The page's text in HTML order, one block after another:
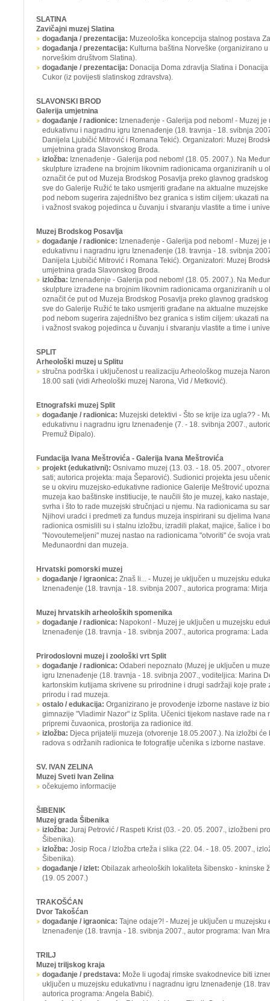
SLATINA
Zavičajni muzej Slatina
događanja / prezentacija: Muzeološka koncepcija stalnog postava
događanja / prezentacija: Kulturna baština Norveške (organizirano u
norveškim društvom Slatina).
događanje / prezentacija: Donacija Doma zdravlja Slatina i
Cukor (iz povijesti slatinskog zdravstva).
SLAVONSKI BROD
Galerija umjetnina
događanje / radionice: Iznenađenje - Galerija pod nebom! - Muzej je
edukativnu i nagradnu igru Iznenađenje (18. travnja - 18. svibnja
Danijela Ljubičić Mitrović i Romana Tekić). Organizatori: Muzej
umjetnina grada Slavonskog Broda.
izložba: Iznenađenje - Galerija pod nebom! (18. 05. 2007.). Na
skulpture izrađene na brojnim likovnim radionicama organiziranih u
označit će put od Muzeja Brodskog Posavlja preko glavnog
sve do Galerije Ružić te tako usmjeriti građane na aktualne
pod nebom sugerira zajedništvo bez granica s istim ciljem: ukazati
i važnost svakog pojedinca u čuvanju i stvaranju vlastite a time i
Muzej Brodskog Posavlja
događanje / radionice: Iznenađenje - Galerija pod nebom! - Muzej je
edukativnu i nagradnu igru Iznenađenje (18. travnja - 18. svibnja
Danijela Ljubičić Mitrović i Romana Tekić). Organizatori: Muzej
umjetnina grada Slavonskog Broda.
izložba: Iznenađenje - Galerija pod nebom! (18. 05. 2007.). Na
skulpture izrađene na brojnim likovnim radionicama organiziranih u
označit će put od Muzeja Brodskog Posavlja preko glavnog
sve do Galerije Ružić te tako usmjeriti građane na aktualne
pod nebom sugerira zajedništvo bez granica s istim ciljem: ukazati
i važnost svakog pojedinca u čuvanju i stvaranju vlastite a time i
SPLIT
Arheološki muzej u Splitu
stručna podrška i uključenost u realizaciju Arheološkog muzeja
18.00 sati (vidi Arheološki muzej Narona, Vid / Metković).
Etnografski muzej Split
događanje / radionica: Muzejski detektivi - Što se krije iza ugla?? -
edukativnu i nagradnu igru Iznenađenje (7. - 18. svibnja 2007.,
Premuž Đipalo).
Fundacija Ivana Meštrovića - Galerija Ivana Meštrovića
projekt (edukativni): Osnivamo muzej (13. 03. - 18. 05. 2007.,
sati; autorica projekta: maja Šeparović). Sudionici projekta jesu
se u okviru muzejsko-edukativne radionice Galerije Meštrović
muzeja kao baštinske institiucije, te naučili što je muzej, kako
svrha i što to rade muzejski stručnjaci u njemu. Na radionicama su
Njihovi uradci i predmeti za fundus muzeja inspirirani su djelima
radionica osmislili su i stalnu izložbu, izradili plakat, majice, šalice i
"Novoutemeljeni" muzej nastao na radionicama "otvoriti" će svoja
Međunaordni dan muzeja.
Hrvatski pomorski muzej
događanje / igraonica: Znaš li... - Muzej je uključen u muzejsku
Iznenađenje (18. travnja - 18. svibnja 2007., autorica programa:
Muzej hrvatskih arheoloških spomenika
događanje / radionica: Napokon! - Muzej je uključen u muzejsku
Iznenađenje (18. travnja - 18. svibnja 2007., autorica programa:
Prirodoslovni muzej i zoološki vrt Split
događanje / radionica: Odaberi nepoznato (Muzej je uključen u
igru Iznenađenje (18. travnja - 18. svibnja 2007., voditeljica: Marina
kartonskim kutijama skrivene su prirodnine i drugi sadržaji koje
prirodu i rad muzeja.
ostalo / edukacija: Organizirano je provođenje izborne nastave iz
gimnazije "Vladimir Nazor" iz Splita. Učenici tijekom nastave rade na
pripremi čuvaonica, prostorija za radionice itd.
izložba: Djeca prijatelji muzeja (otvorenje 18.05.2007.). Na izložbi
radova s održanih radionica te fotografije učenika s izborne nastave.
SV. IVAN ZELINA
Muzej Sveti Ivan Zelina
očekujemo informacije
ŠIBENIK
Muzej grada Šibenika
izložba: Juraj Petrović / Raspeti Krist(03. - 20. 05. 2007., izložbeni
Šibenika).
izložba: Josip Roca / Izložba crteža i slika (22. 04. - 18. 05. 2007.,
Šibenika).
događanje / izlet: Obilazak arheoloških lokaliteta šibensko - kninske
(19. 05 2007.)
TRAKOŠĆAN
Dvor Takošćan
događanje / igraonica: Tajne odaje?! - Muzej je uključen u
Iznenađenje (18. travnja - 18. svibnja 2007., autor programa: Ivan
TRILJ
Muzej triljskog kraja
događanje / predstava: Može li ugođaj rimske svakodnevice biti
uključen u muzejsku edukativnu i nagradnu igru Iznenađenje (18.
autorica programa: Angela Babić).